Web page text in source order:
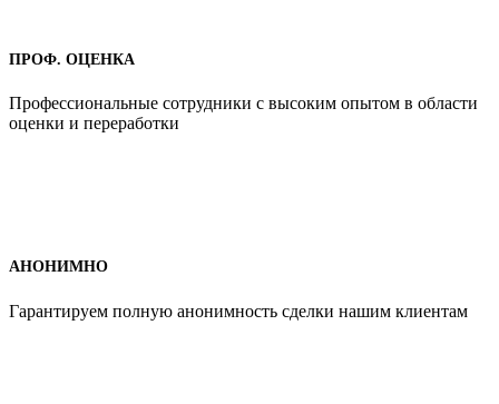
ПРОФ. ОЦЕНКА
Профессиональные сотрудники с высоким опытом в области
оценки и переработки
АНОНИМНО
Гарантируем полную анонимность сделки нашим клиентам